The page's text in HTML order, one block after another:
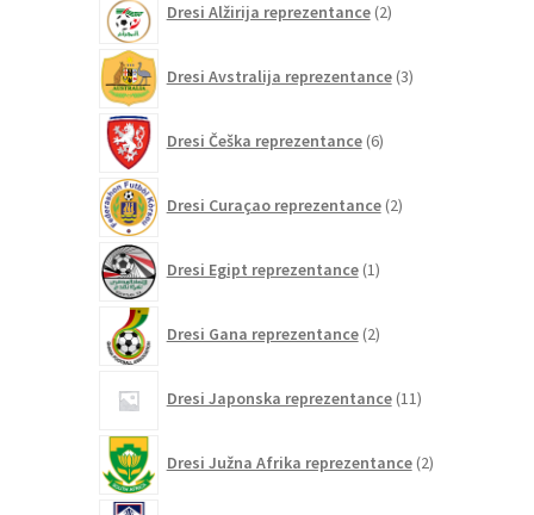
Dresi Alžirija reprezentance 2izdelka
Dresi Avstralija reprezentance 3izdelki
Dresi Češka reprezentance 6izdelkov
Dresi Curaçao reprezentance 2izdelka
Dresi Egipt reprezentance 1izdelek
Dresi Gana reprezentance 2izdelka
Dresi Japonska reprezentance 11izdelkov
Dresi Južna Afrika reprezentance 2izdelka